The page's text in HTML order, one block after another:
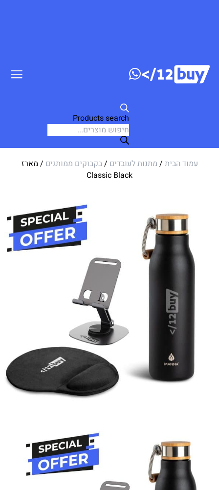
Products search
עמוד הבית/מתנות לעובדים/ בקבוקים ממותגים/ מארז
Classic Black